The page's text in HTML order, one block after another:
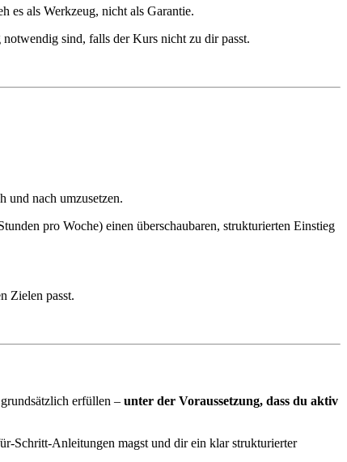
es als Werkzeug, nicht als Garantie.
sind, falls der Kurs nicht zu dir passt.
und nach umzusetzen.
pro Woche) einen überschaubaren, strukturierten Einstieg
Zielen passt.
erfüllen – unter der Voraussetzung, dass du aktiv
Schritt-Anleitungen magst und dir ein klar strukturierter